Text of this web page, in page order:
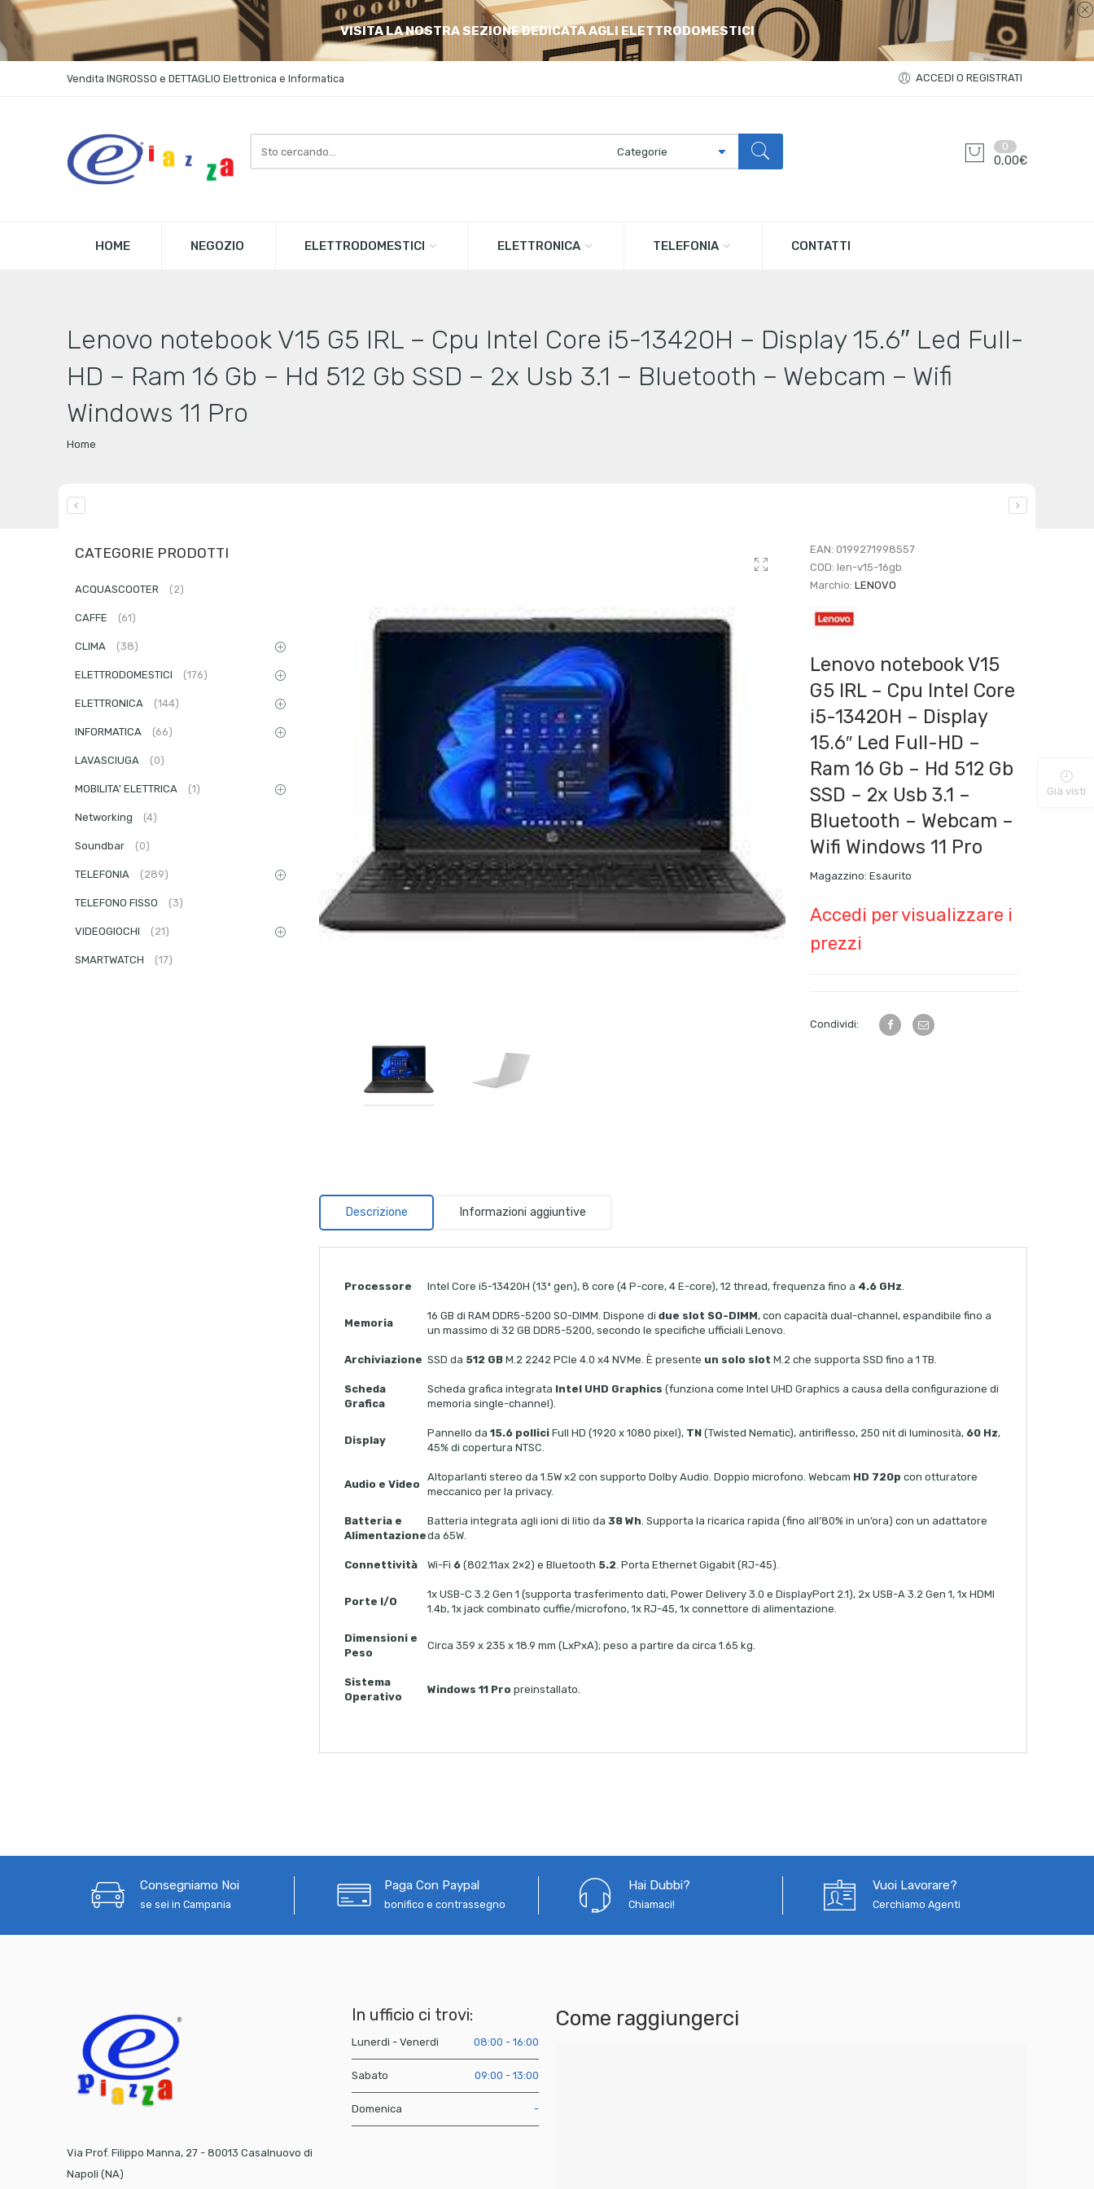
VISITA LA NOSTRA SEZIONE DEDICATA AGLI ELETTRODOMESTICI
Vendita INGROSSO e DETTAGLIO Elettronica e Informatica ACCEDI O REGISTRATI
here
0
0,00€
HOME NEGOZIO ELETTRODOMESTICI ELETTRONICA TELEFONIA CONTATTI
Lenovo notebook V15 G5 IRL – Cpu Intel Core i5-13420H – Display 15.6″ Led Full-
HD – Ram 16 Gb – Hd 512 Gb SSD – 2x Usb 3.1 – Bluetooth – Webcam – Wifi
Windows 11 Pro
Home
EAN:0199271998557
COD:len-v15-16gb
Marchio:LENOVO
Lenovo notebook V15
G5 IRL – Cpu Intel Core
i5-13420H – Display
15.6″ Led Full-HD –
Ram 16 Gb – Hd 512 Gb
SSD – 2x Usb 3.1 –
Bluetooth – Webcam –
Wifi Windows 11 Pro
Magazzino: Esaurito
Accedi per visualizzare i
prezzi
Condividi:
Descrizione Informazioni aggiuntive
Processore Intel Core i5-13420H (13ª gen), 8 core (4 P-core, 4 E-core), 12 thread, frequenza fino a 4.6 GHz
Memoria
16 GB di RAM DDR5-5200 SO-DIMM. Dispone di due slot SO-DIMM, con capacità dual-channel, espandibile fino a
un massimo di 32 GB DDR5-5200, secondo le specifiche ufficiali Lenovo
Archiviazione SSD da 512 GB M.2 2242 PCIe 4.0 x4 NVMe. È presente un solo slot M.2 che supporta SSD fino a 1 TB.
Scheda
Grafica
Scheda grafica integrata Intel UHD Graphics (funziona come Intel UHD Graphics a causa della configurazione di
memoria single-channel).
Display
Pannello da 15.6 pollici Full HD (1920 x 1080 pixel), TN (Twisted Nematic), antiriflesso, 250 nit di luminosità, 60 Hz,
45% di copertura NTSC.
Audio e Video
Altoparlanti stereo da 1.5W x2 con supporto Dolby Audio. Doppio microfono. Webcam HD 720p con otturatore
meccanico per la privacy.
Batteria e
Alimentazione
Batteria integrata agli ioni di litio da 38 Wh . Supporta la ricarica rapida (fino all’80% in un’ora) con un adattatore
da 65W.
Connettività Wi-Fi 6 (802.11ax 2×2) e Bluetooth 5.2 . Porta Ethernet Gigabit (RJ-45).
Porte I/O
1x USB-C 3.2 Gen 1 (supporta trasferimento dati, Power Delivery 3.0 e DisplayPort 2.1), 2x USB-A 3.2 Gen 1, 1x HDMI
1.4b, 1x jack combinato cuffie/microfono, 1x RJ-45, 1x connettore di alimentazione.
Dimensioni e
Peso
Circa 359 x 235 x 18.9 mm (LxPxA); peso a partire da circa 1.65 kg.
Sistema
Operativo
Windows 11 Pro preinstallato.
CATEGORIE PRODOTTI
ACQUASCOOTER (2)
CAFFE (61)
CLIMA (38)
ELETTRODOMESTICI (176)
ELETTRONICA (144)
INFORMATICA (66)
LAVASCIUGA (0)
MOBILITA' ELETTRICA (1)
Networking (4)
Soundbar (0)
TELEFONIA (289)
TELEFONO FISSO (3)
VIDEOGIOCHI (21)
SMARTWATCH (17)
Consegniamo Noi
se sei in Campania
Paga Con Paypal
bonifico e contrassegno
Hai Dubbi?
Chiamaci!
Vuoi Lavorare?
Cerchiamo Agenti
Via Prof. Filippo Manna, 27 - 80013 Casalnuovo di
Napoli (NA)
In ufficio ci trovi:
Lunerdì - Venerdì 08:00 - 16:00
Sabato 09:00 - 13:00
Domenica -
Come raggiungerci
Già visti